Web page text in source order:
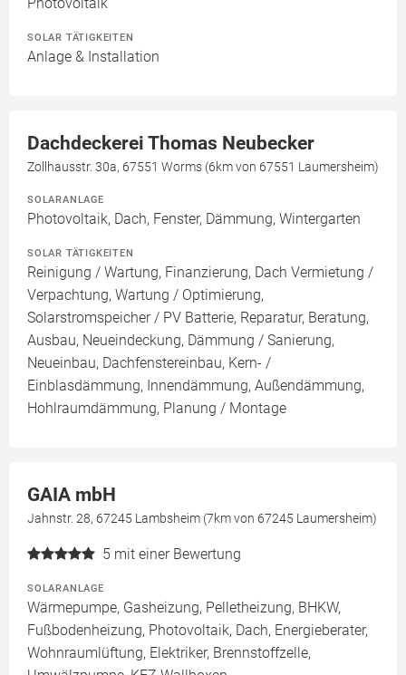
SOLAR TÄTIGKEITEN
Anlage & Installation
Dachdeckerei Thomas Neubecker
Zollhausstr. 30a, 67551 Worms (6km von 67551 Laumersheim)
SOLARANLAGE
Photovoltaik, Dach, Fenster, Dämmung, Wintergarten
SOLAR TÄTIGKEITEN
Reinigung / Wartung, Finanzierung, Dach Vermietung /
Verpachtung, Wartung / Optimierung,
Solarstromspeicher / PV Batterie, Reparatur, Beratung,
Ausbau, Neueindeckung, Dämmung / Sanierung,
Neueinbau, Dachfenstereinbau, Kern- /
Einblasdämmung, Innendämmung, Außendämmung,
Hohlraumdämmung, Planung / Montage
GAIA mbH
Jahnstr. 28, 67245 Lambsheim (7km von 67245 Laumersheim)
5 mit einer Bewertung
SOLARANLAGE
Wärmepumpe, Gasheizung, Pelletheizung, BHKW,
Fußbodenheizung, Photovoltaik, Dach, Energieberater,
Wohnraumlüftung, Elektriker, Brennstoffzelle,